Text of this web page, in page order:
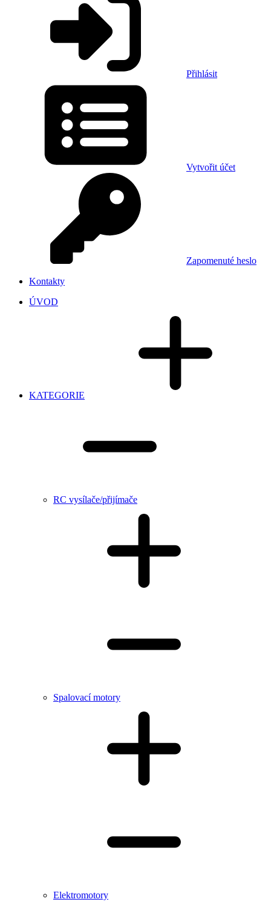
Přihlásit
Vytvořit účet
Zapomenuté heslo
Kontakty
ÚVOD
KATEGORIE
RC vysílače/přijímače
Spalovací motory
Elektromotory